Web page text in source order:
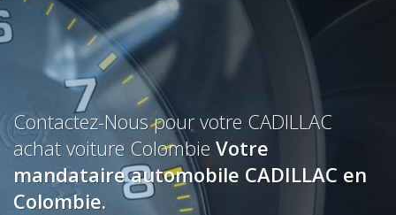
Contactez-Nous pour votre CADILLAC
achat voiture Colombie Votre
mandataire automobile CADILLAC en
Colombie.